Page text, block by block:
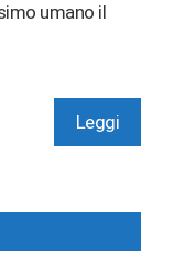
umano il
Leggi